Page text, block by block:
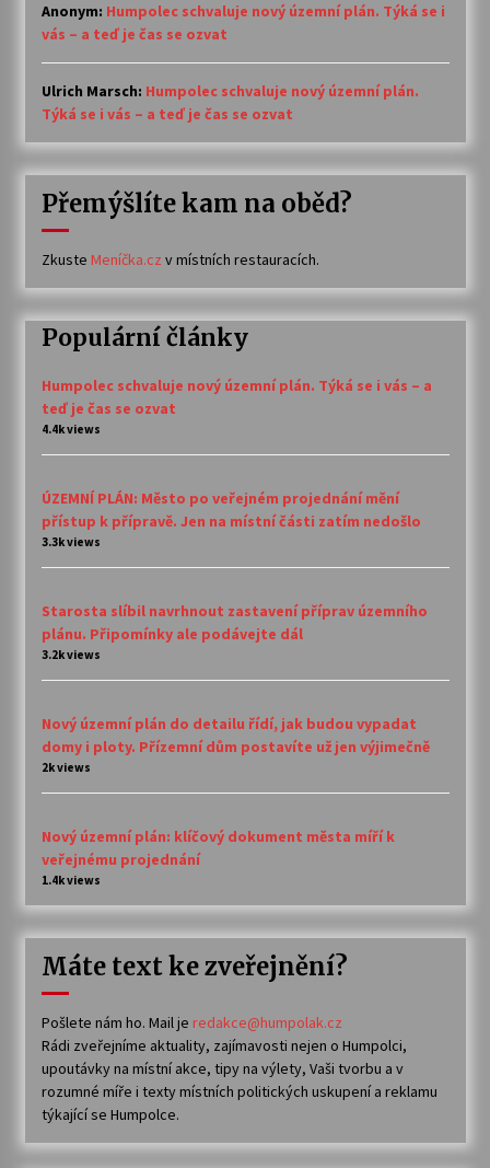
Anonym: Humpolec schvaluje nový územní plán. Týká se i
vás – a teď je čas se ozvat
Ulrich Marsch: Humpolec schvaluje nový územní plán.
Týká se i vás – a teď je čas se ozvat
Přemýšlíte kam na oběd?
Zkuste Meníčka.cz v místních restauracích.
Populární články
Humpolec schvaluje nový územní plán. Týká se i vás – a
teď je čas se ozvat
4.4k views
ÚZEMNÍ PLÁN: Město po veřejném projednání mění
přístup k přípravě. Jen na místní části zatím nedošlo
3.3k views
Starosta slíbil navrhnout zastavení příprav územního
plánu. Připomínky ale podávejte dál
3.2k views
Nový územní plán do detailu řídí, jak budou vypadat
domy i ploty. Přízemní dům postavíte už jen výjimečně
2k views
Nový územní plán: klíčový dokument města míří k
veřejnému projednání
1.4k views
Máte text ke zveřejnění?
Pošlete nám ho. Mail je redakce@humpolak.cz
Rádi zveřejníme aktuality, zajímavosti nejen o Humpolci,
upoutávky na místní akce, tipy na výlety, Vaši tvorbu a v
rozumné míře i texty místních politických uskupení a reklamu
týkající se Humpolce.